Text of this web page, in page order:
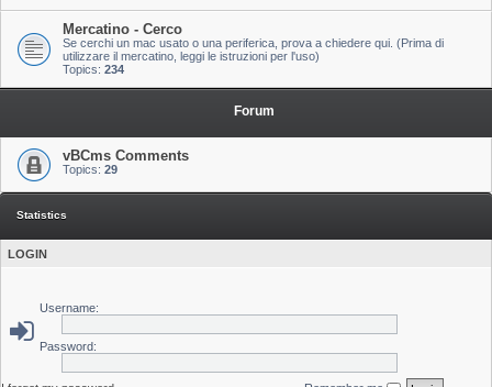
Mercatino - Cerco
Se cerchi un mac usato o una periferica, prova a chiedere qui. (Prima di
utilizzare il mercatino, leggi le istruzioni per l'uso)
Topics: 234
Forum
vBCms Comments
Topics: 29
Statistics
LOGIN
Username:
Password: